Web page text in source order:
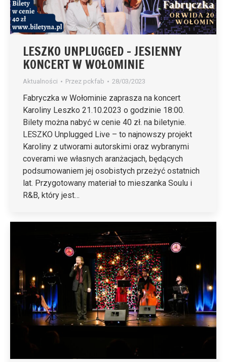
LESZKO UNPLUGGED – JESIENNY
KONCERT W WOŁOMINIE
Aktualności Przez pckfab 28/03/2023
Fabryczka w Wołominie zaprasza na koncert
Karoliny Leszko 21.10.2023 o godzinie 18:00.
Bilety można nabyć w cenie 40 zł. na biletynie.
LESZKO Unplugged Live – to najnowszy projekt
Karoliny z utworami autorskimi oraz wybranymi
coverami we własnych aranżacjach, będących
podsumowaniem jej osobistych przeżyć ostatnich
lat. Przygotowany materiał to mieszanka Soulu i
R&B, który jest…